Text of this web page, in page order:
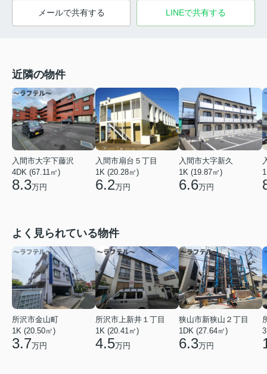
メールで共有する LINEで共有する
近隣の物件
入間市大字下藤沢
4DK (67.11㎡)
8.3万円
入間市扇台５丁目
1K (20.28㎡)
6.2万円
入間市大字新久
1K (19.87㎡)
6.6万円
よく見られている物件
所沢市金山町
1K (20.50㎡)
3.7万円
所沢市上新井１丁目
1K (20.41㎡)
4.5万円
狭山市新狭山２丁目
1DK (27.64㎡)
6.3万円